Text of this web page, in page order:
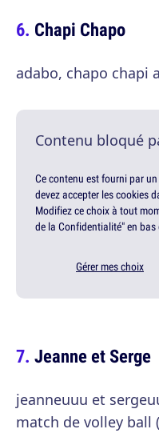
Chapi Chapo
adabo, chapo chapi
Contenu bloqué
Ce contenu est fourni par
devez accepter les cookies
Modifiez ce choix à tout
de la Confidentialité" en bas
Gérer mes choix
Jeanne et Serge
jeanneuuu et
match de volley ball